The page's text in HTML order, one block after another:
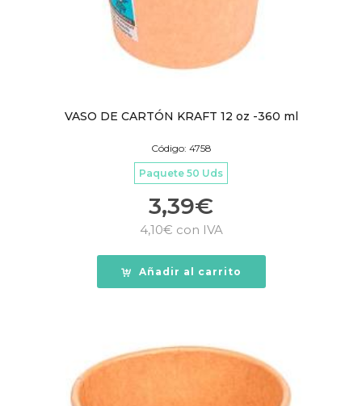
VASO DE CARTÓN KRAFT 12 oz -360 ml
Código: 4758
Paquete 50 Uds
3,39€
4,10€ con IVA
Añadir al carrito